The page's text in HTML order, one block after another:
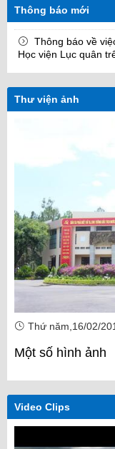
Thông báo mới
Thông báo về
Học viện Lục quân
Thư viện ảnh
Thứ năm,16/02/
Một số hình ảnh
Video Clips